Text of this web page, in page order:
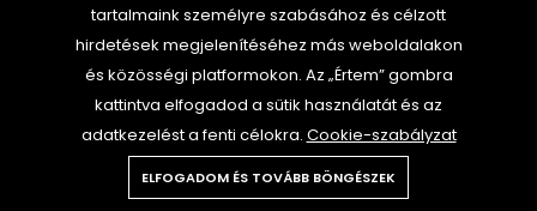
Egyéni menü
Autó ápolás, felszerelés
Sport, szabadidő
tartalmaink személyre szabásához és célzott
hirdetések megjelenítéséhez más weboldalakon
és közösségi platformokon. Az „Értem” gombra
kattintva elfogadod a sütik használatát és az
adatkezelést a fenti célokra. Cookie-szabályzat
ELFOGADOM ÉS TOVÁBB BÖNGÉSZEK